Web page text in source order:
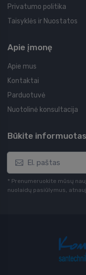
Privatumo politika
Taisyklės ir Nuostatos
Apie įmonę
Apie mus
Kontaktai
Parduotuvė
Nuotolinė konsultacija
Būkite informuotas
* Prenumeruokite mūsų
nuolaidų pasiūlymus,